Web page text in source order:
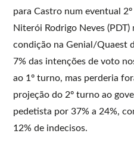
para Castro num eventual
Niterói Rodrigo Neves (PDT)
condição na Genial/Quaest
7% das intenções de voto
ao 1º turno, mas perderia
projeção do 2º turno ao
pedetista por 37% a 24%,
12% de indecisos.